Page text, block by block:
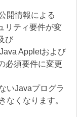
開情報による
リティ要件が変
び
Appletおよび
必須要件に変更
いJavaプログラ
なくなります。